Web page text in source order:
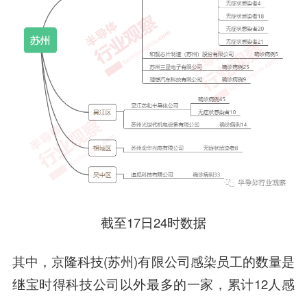
截至17日24时数据
其中，京隆科技(苏州)有限公司感染员工的数量是
继宝时得科技公司以外最多的一家，累计12人感